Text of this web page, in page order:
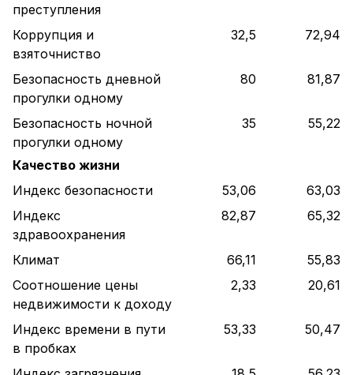
преступления
Коррупция и
взяточниство
32,5 72,94
Безопасность дневной
прогулки одному
80 81,87
Безопасность ночной
прогулки одному
35 55,22
Качество жизни
Индекс безопасности
53,06
63,03
Индекс
здравоохранения
82,87 65,32
Климат 66,11
55,83
Соотношение цены
недвижимости к доходу
2,33 20,61
Индекс времени в пути
в пробках
53,33 50,47